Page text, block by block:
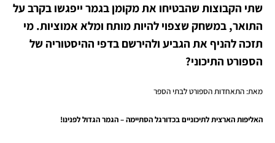
שתי הקבוצות שהבטיחו את מקומן בגמר ייפגשו בקרב על
התואר, במשחק שצפוי להיות מותח ומלא אמוציות. מי
תזכה להניף את הגביע ולהירשם בדפי ההיסטוריה של
הספורט התיכוני?
מאת: התאחדות הספורט לבתי הספר
האליפות הארצית לתיכוניים בכדורגל הסתיימה – הגמר הגדול לפנינו!